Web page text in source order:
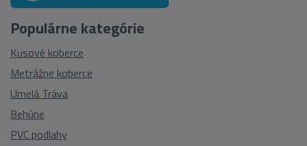
Populárne kategórie
Kusové koberce
Metrážne koberce
Umelá Tráva
Behúne
PVC podlahy